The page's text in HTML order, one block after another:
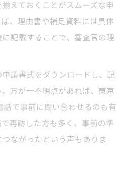
えておくことがスムーズな申
、理由書や補足資料には具体
記載することで、審査官の理
請書式をダウンロードし、記
万が一不明点があれば、東京
話で事前に問い合わせるのも有
再訪した方も多く、事前の準
ながったという声もありま